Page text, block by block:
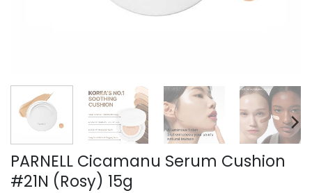
PARNELL Cicamanu Serum Cushion
#21N (Rosy) 15g